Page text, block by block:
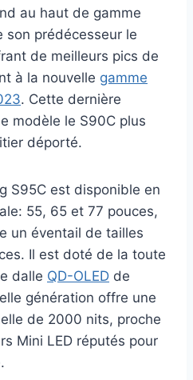
au haut de gamme
son prédécesseur le
de meilleurs pics de
à la nouvelle gamme
. Cette dernière
modèle le S90C plus
déporté.
S95C est disponible en
55, 65 et 77 pouces,
un éventail de tailles
Il est doté de la toute
dalle QD-OLED de
génération offre une
de 2000 nits, proche
Mini LED réputés pour